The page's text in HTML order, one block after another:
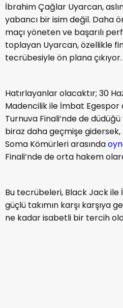
İbrahim Çağlar Uyarcan,
yabancı bir isim değil. Daha
maçı yöneten ve başarılı
toplayan Uyarcan, özellikle
tecrübesiyle ön plana çıkıyor.
Hatırlayanlar olacaktır; 30
Madencilik ile İmbat Egespor
Turnuva Finali’nde de
biraz daha geçmişe gidersek,
Soma Kömürleri arasında
Finali’nde de orta hakem
Bu tecrübeleri, Black Jack
güçlü takımın karşı karşıya
ne kadar isabetli bir tercih